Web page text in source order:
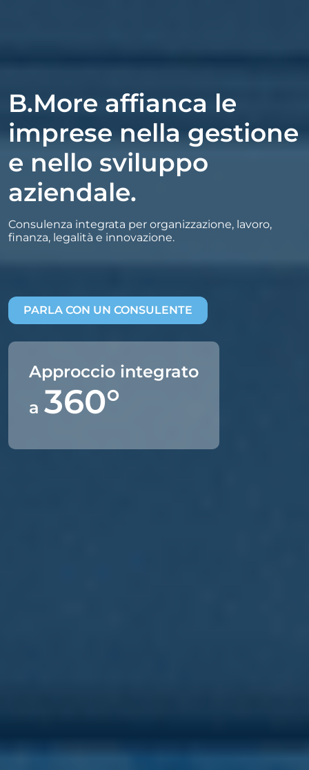
B.More affianca le
imprese nella gestione
e nello sviluppo
aziendale.
Consulenza integrata per organizzazione, lavoro,
finanza, legalità e innovazione.
PARLA CON UN CONSULENTE
Approccio integrato
a 360°